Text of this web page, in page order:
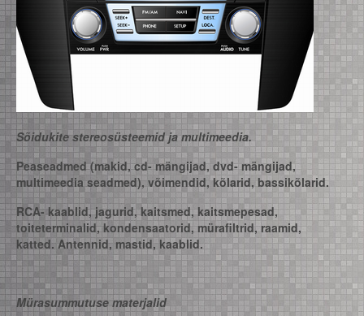
Sõidukite stereosüsteemid ja multimeedia.
Peaseadmed (makid, cd- mängijad, dvd- mängijad,
multimeedia seadmed), võimendid, kõlarid, bassikõlarid.
RCA- kaablid, jagurid, kaitsmed, kaitsmepesad,
toiteterminalid, kondensaatorid, mürafiltrid, raamid,
katted. Antennid, mastid, kaablid.
Mürasummutuse materjalid